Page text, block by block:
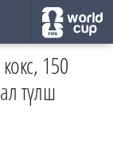
150
түлш